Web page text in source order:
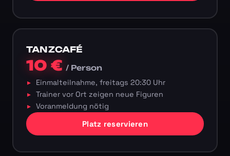
TANZCAFÉ
10 €/ Person
Einmalteilnahme, freitags 20:30 Uhr
Trainer vor Ort zeigen neue Figuren
Voranmeldung nötig
Platz reservieren